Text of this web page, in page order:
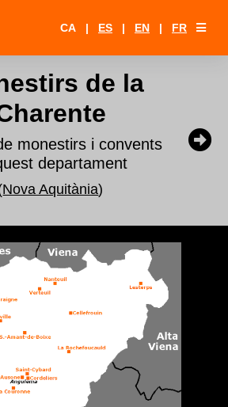
CA | ES | EN | FR
de la
monestirs i convents
departament
Nova Aquitània)